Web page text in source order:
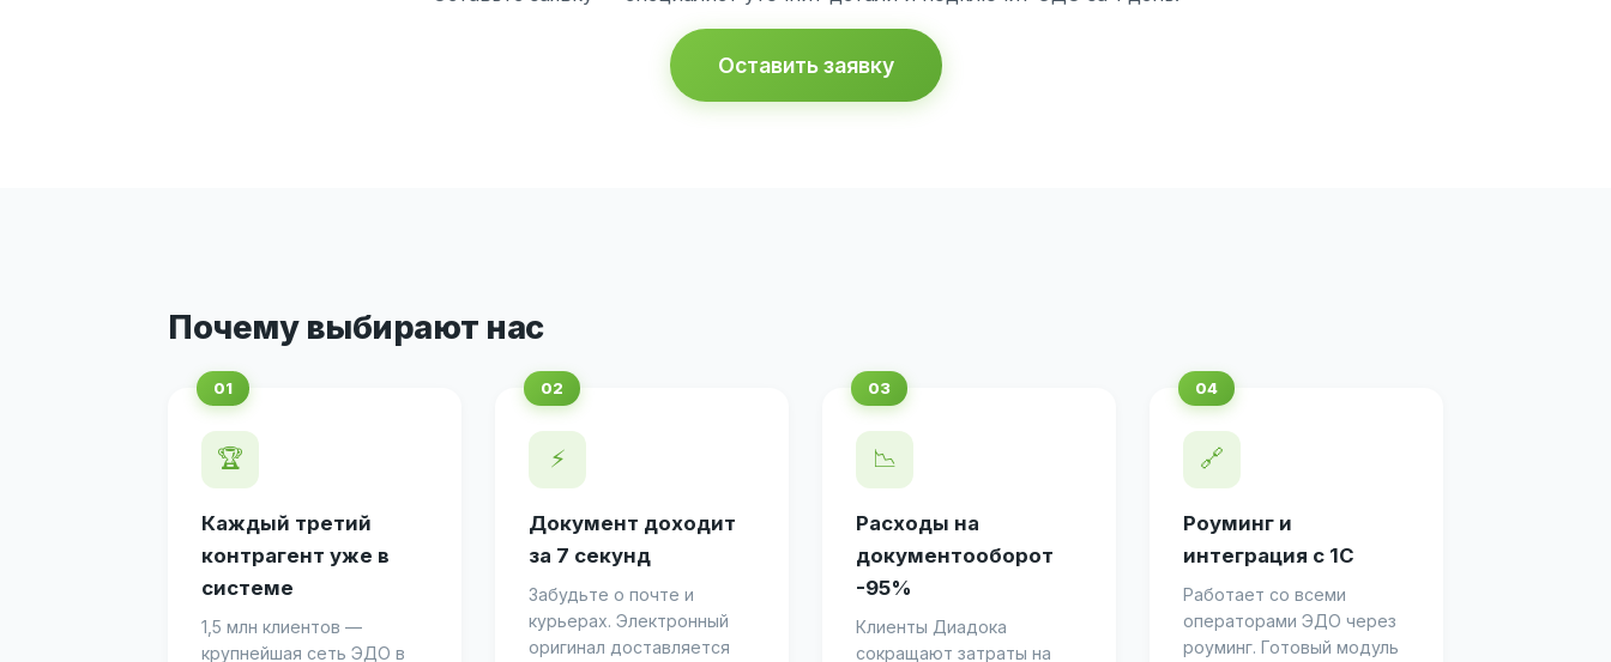
Оставить заявку
Почему выбирают нас
🏆
Каждый третий
контрагент уже в
системе
1,5 млн клиентов —
крупнейшая сеть ЭДО в
⚡
Документ доходит
за 7 секунд
Забудьте о почте и
курьерах. Электронный
оригинал доставляется
📉
Расходы на
документооборот
-95%
Клиенты Диадока
сокращают затраты на
🔗
Роуминг и
интеграция с 1С
Работает со всеми
операторами ЭДО через
роуминг. Готовый модуль